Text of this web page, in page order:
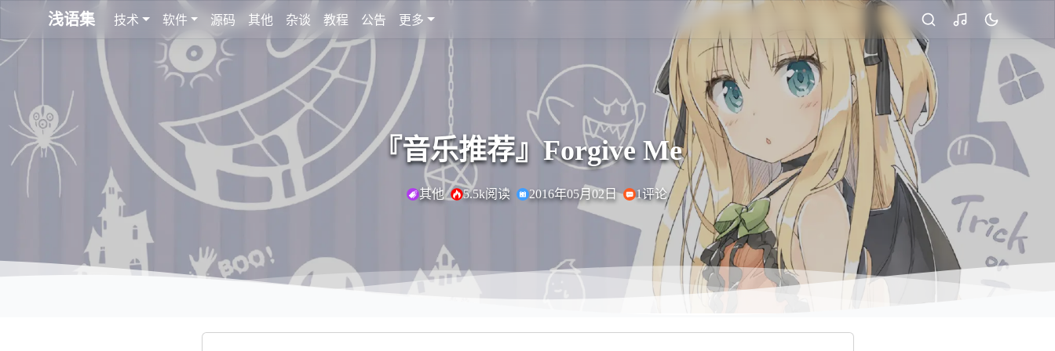
浅语集 技术 软件 源码 其他 杂谈 教程 公告 更多
『音乐推荐』Forgive Me
其他 5.5k阅读 2016年05月02日 1评论